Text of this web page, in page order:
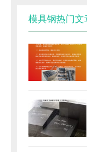
模具钢热门文